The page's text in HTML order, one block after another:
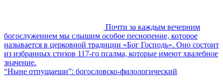
Почти за каждым вечерним
богослужением мы слышим особое песнопение, которое
называется в церковной традиции «Бог Господь». Оно состоит
из избранных стихов 117-го псалма, которые имеют хвалебное
значение.
“Ныне отпущаеши”: богословско-филологический